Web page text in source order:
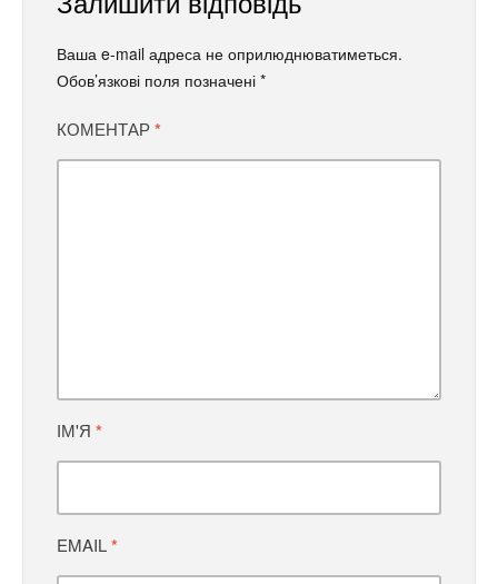
Ваша e-mail адреса не оприлюднюватиметься.
Обов’язкові поля позначені *
КОМЕНТАР*
ІМ'Я *
EMAIL*